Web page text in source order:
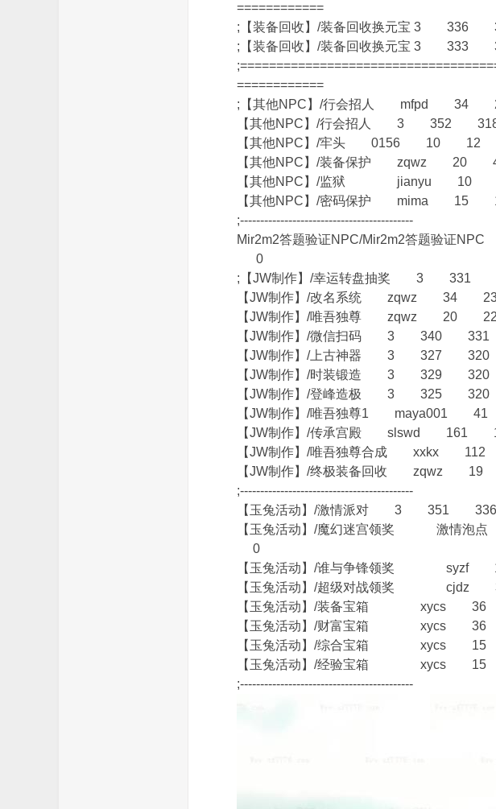
============
;【装备回收】/装备回收换元宝
;【装备回收】/装备回收换元宝
============
;【其他NPC】/行会招人
【其他NPC】/行会招人 3
【其他NPC】/牢头 0156
【其他NPC】/装备保护
【其他NPC】/监狱
【其他NPC】/密码保护
;-------------------------------------------
Mir2m2答题验证NPC/Mir2m2
0
;【JW制作】/幸运转盘抽奖 3
【JW制作】/改名系统
【JW制作】/唯吾独尊
【JW制作】/微信扫码 3
【JW制作】/上古神器 3
【JW制作】/时装锻造 3
【JW制作】/登峰造极 3
【JW制作】/唯吾独尊1
【JW制作】/传承宫殿
【JW制作】/唯吾独尊合成
【JW制作】/终极装备回收
;-------------------------------------------
【玉兔活动】/激情派对 3
【玉兔活动】/魔幻迷宫领奖
0
【玉兔活动】/谁与争锋领奖
【玉兔活动】/超级对战领奖
【玉兔活动】/装备宝箱
【玉兔活动】/财富宝箱
【玉兔活动】/综合宝箱
【玉兔活动】/经验宝箱
;-------------------------------------------